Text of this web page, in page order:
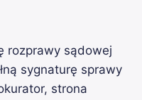
rozprawy sądowej
sygnaturę sprawy
strona